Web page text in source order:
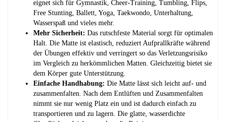
eignet sich für Gymnastik, Cheer-Training, Tumbling, Flips,
Free Stunting, Ballett, Yoga, Taekwondo, Unterhaltung,
Wasserspaß und vieles mehr.
Mehr Sicherheit: Das rutschfeste Material sorgt für optimalen
Halt. Die Matte ist elastisch, reduziert Aufprallkräfte während
der Übungen effektiv und verringert so das Verletzungsrisiko
im Vergleich zu herkömmlichen Matten. Gleichzeitig bietet sie
dem Körper gute Unterstützung.
Einfache Handhabung: Die Matte lässt sich leicht auf- und
zusammenfalten. Nach dem Entlüften und Zusammenfalten
nimmt sie nur wenig Platz ein und ist dadurch einfach zu
transportieren und zu lagern. Die glatte, wasserdichte